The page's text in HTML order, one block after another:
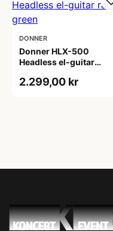
DONNER
Donner HLX-500
Headless el-guitar
2.299,00 kr